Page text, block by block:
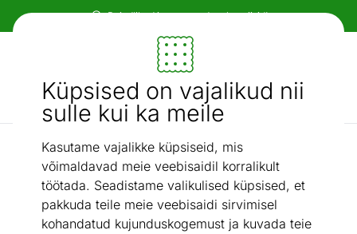
Küpsised on vajalikud nii
sulle kui ka meile
Kasutame vajalikke küpsiseid, mis
võimaldavad meie veebisaidil korralikult
töötada. Seadistame valikulised küpsised, et
pakkuda teile meie veebisaidi sirvimisel
kohandatud kujunduskogemust ja kuvada teie
Paindlikud ja mugavad makseviisid!
Mööbel ja sisustus - ON24
Otsi...
AI otsing
Baarikapid / Baarikapp Scorpion